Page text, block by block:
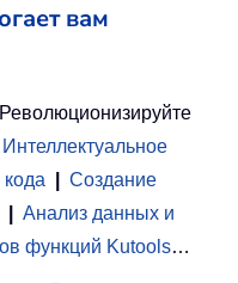
вам
Интеллектуальное
Создание
Анализ данных и
функций Kutools…